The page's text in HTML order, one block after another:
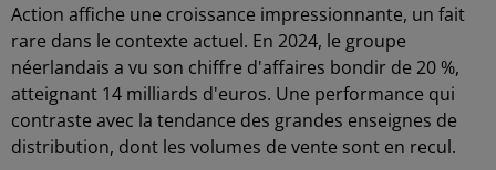
Action affiche une croissance impressionnante, un fait
rare dans le contexte actuel. En 2024, le groupe
néerlandais a vu son chiffre d'affaires bondir de 20 %,
atteignant 14 milliards d'euros. Une performance qui
contraste avec la tendance des grandes enseignes de
distribution, dont les volumes de vente sont en recul.